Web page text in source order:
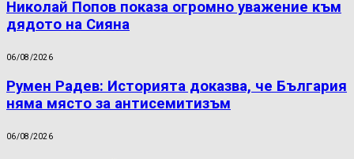
Николай Попов показа огромно уважение към
дядото на Сияна
06/08/2026
Румен Радев: Историята доказва, че България
няма място за антисемитизъм
06/08/2026